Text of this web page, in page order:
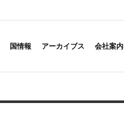
国情報 アーカイブス 会社案内